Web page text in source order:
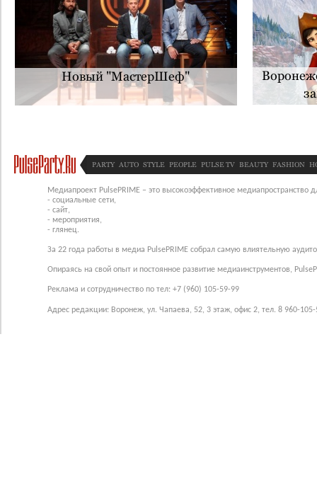
Новый "МастерШеф"
PARTY AUTO STYLE PEOPLE PULSE TV BEAUTY FASHION
Медиапроект PulsePRIME – это высокоэффективное медиапространство
- социальные сети,
- сайт,
- мероприятия,
- глянец.
За 22 года работы в медиа PulsePRIME собрал самую влиятельную
Опираясь на свой опыт и постоянное развитие медиаинструментов,
Реклама и сотрудничество по тел: +7 (960) 105-59-99
Адрес редакции: Воронеж, ул. Чапаева, 52, 3 этаж, офис 2, тел. 8 960-